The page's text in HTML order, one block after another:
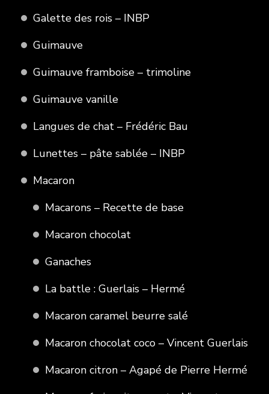
Galette des rois – INBP
Guimauve
Guimauve framboise – trimoline
Guimauve vanille
Langues de chat – Frédéric Bau
Lunettes – pâte sablée – INBP
Macaron
Macarons – Recette de base
Macaron chocolat
Ganaches
La battle : Guerlais – Hermé
Macaron caramel beurre salé
Macaron chocolat coco – Vincent Guerlais
Macaron citron – Agapé de Pierre Hermé